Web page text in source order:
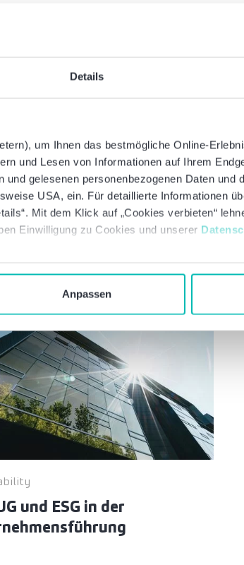
Details
um Ihnen das bestmögliche Online-
und Lesen von Informationen auf Ihrem
und gelesenen personenbezogenen Daten und
USA, ein. Für detaillierte Informationen
Mit dem Klick auf „Cookies verbieten“
Einwilligung zu Cookies und unserer
Anpassen
wir für
mit uns – einfach unverbindlich
aufnehmen
interessieren
und ESG in der